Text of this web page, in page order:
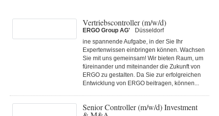
Vertriebscontroller (m/w/d)
ERGO Group AG'
Düsseldorf
ine spannende Aufgabe, in der Sie Ihr
Expertenwissen einbringen können. Wachsen
Sie mit uns gemeinsam! Wir bieten Raum, um
füreinander und miteinander die Zukunft von
ERGO zu gestalten. Da Sie zur erfolgreichen
Entwicklung von ERGO beitragen, können...
Senior Controller (m/w/d) Investment